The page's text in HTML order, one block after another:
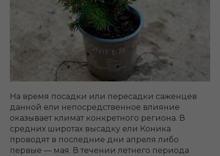
На время посадки или пересадки саженцев
данной ели непосредственное влияние
оказывает климат конкретного региона. В
средних широтах высадку ели Коника
проводят в последние дни апреля либо
первые — мая. В течении летнего периода